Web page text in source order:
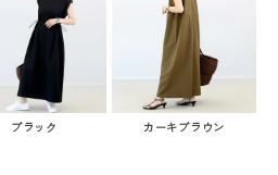
ブラック カーキブラウン